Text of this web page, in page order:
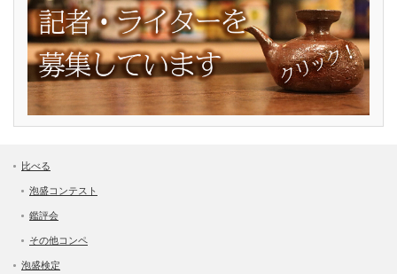
比べる
泡盛コンテスト
鑑評会
その他コンペ
泡盛検定